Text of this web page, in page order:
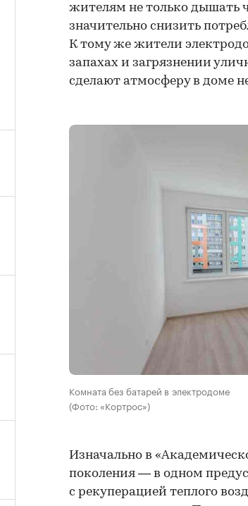
жителям не только дышать
значительно снизить
К тому же жители
запахах и загрязнении
сделают атмосферу в доме
Комната без батарей в электродоме
(Фото: «Кортрос»)
Изначально в
поколения — в одном
с рекуперацией теплого